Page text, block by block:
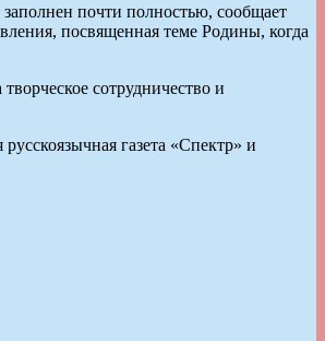
почти полностью, сообщает
посвященная теме Родины, когда
сотрудничество и
газета «Спектр» и